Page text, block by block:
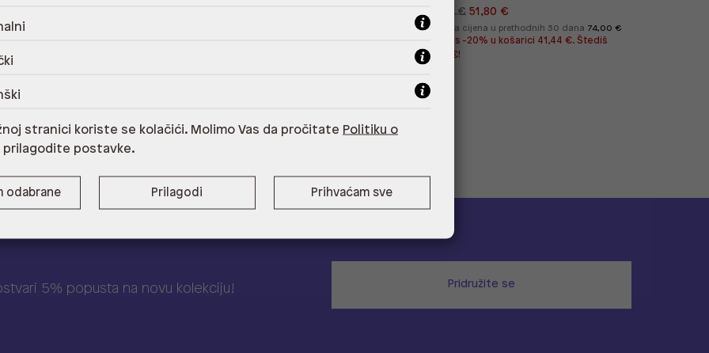
u prethodnih 30 dana
74,00 € 51,80 €
*najniža cijena u prethodnih 30 dana 74,00 €
Cijena s -20% u košarici 41,44 €. Štediš
10,36 €!
5% popusta na novu kolekciju!
Pridružite se
stranici koriste se kolačići. Molimo Vas da pročitate Politiku o
prilagodite postavke.
odabrane Prilagodi Prihvaćam sve